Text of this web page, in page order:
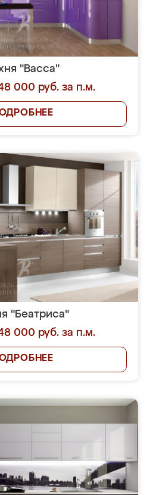
"Васса"
000 руб. за п.м.
"Беатриса"
000 руб. за п.м.